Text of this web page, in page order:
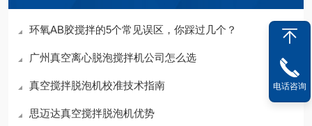
环氧AB胶搅拌的5个常见误区，你踩过几个？
广州真空离心脱泡搅拌机公司怎么选
真空搅拌脱泡机校准技术指南
思迈达真空搅拌脱泡机优势
电话咨询